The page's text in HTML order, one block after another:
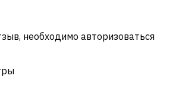
необходимо авторизоваться